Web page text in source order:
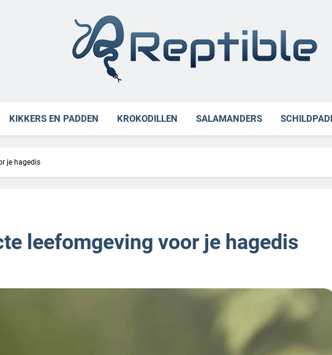
KIKKERS EN PADDEN KROKODILLEN SALAMANDERS
je hagedis
leefomgeving voor je hagedis